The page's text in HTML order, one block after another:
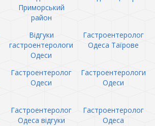
Приморський
район
Відгуки
гастроентерологи
Одеси
Гастроентеролог
Одеса Таїрове
Гастроентеролог
Одеси
Гастроентерологи
Одеси
Гастроентеролог
Одеса відгуки
Гастроентеролог
Одеса